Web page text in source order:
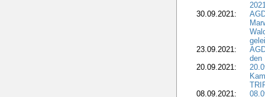
30.09.2021:
23.09.2021:
den
20.09.2021:
08.09.2021: